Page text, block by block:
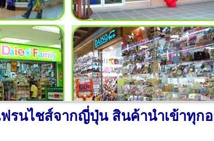
รนไชส์จากญี่ปุ่น สินค้านำเข้าทุกอ